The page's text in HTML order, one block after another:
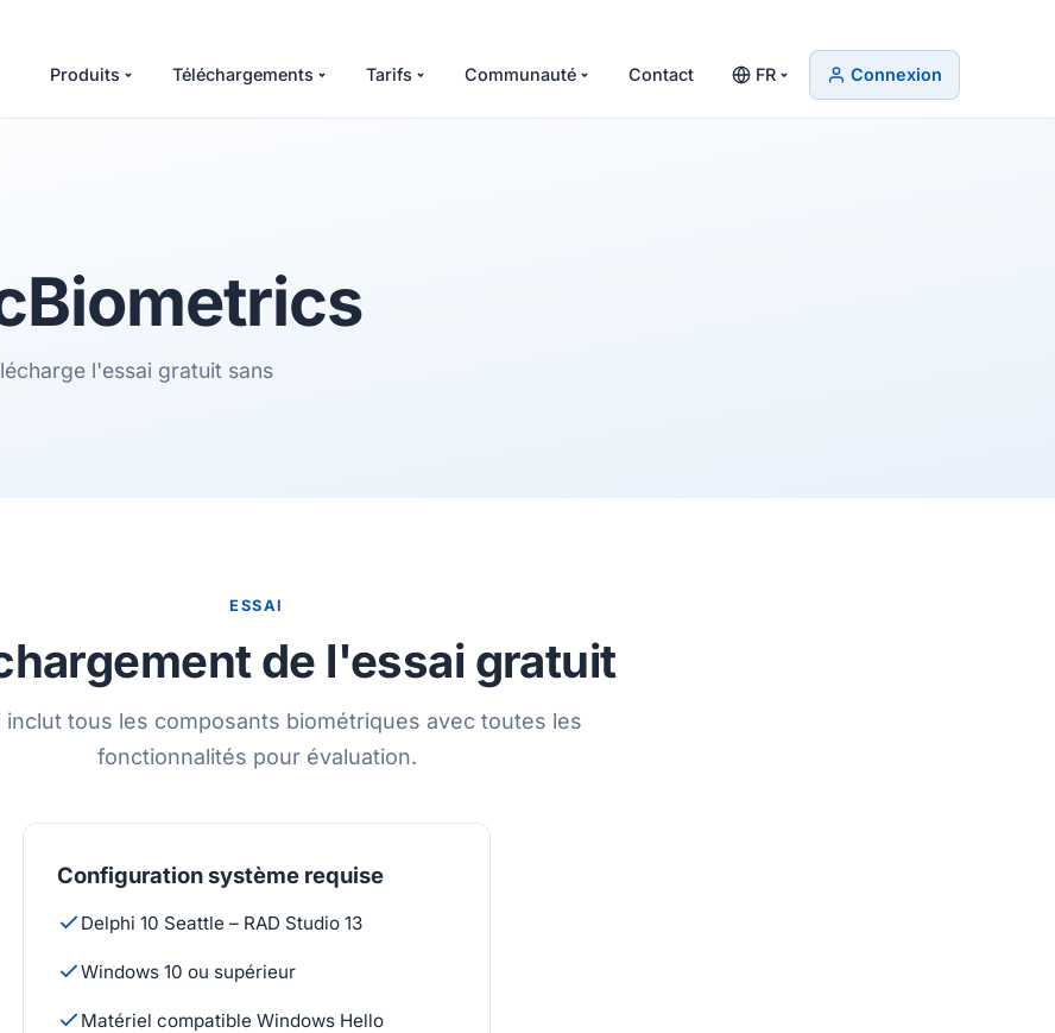
Produits Téléchargements Tarifs Communauté Contact FR Connexion
l'essai gratuit sans
ESSAI
de l'essai gratuit
inclut tous les composants biométriques avec toutes les
fonctionnalités pour évaluation.
Configuration système requise
Delphi 10 Seattle – RAD Studio 13
Windows 10 ou supérieur
Matériel compatible Windows Hello